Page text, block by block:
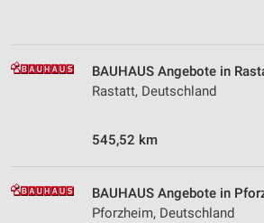
BAUHAUS Angebote in
Rastatt, Deutschland
545,52 km
BAUHAUS Angebote in
Pforzheim, Deutschland
Messung der Werbeleistung
Quellen